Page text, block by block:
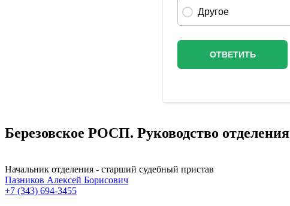
Березовское РОСП. Руководство отделения
Начальник отделения - старший судебный пристав
Пазников Алексей Борисович
+7 (343) 694-3455